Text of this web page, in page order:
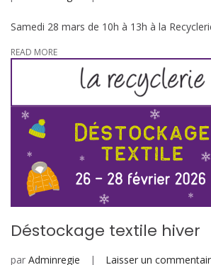
Samedi 28 mars de 10h à 13h à la
READ MORE
Déstockage textile hiver
par Adminregie Laisser un